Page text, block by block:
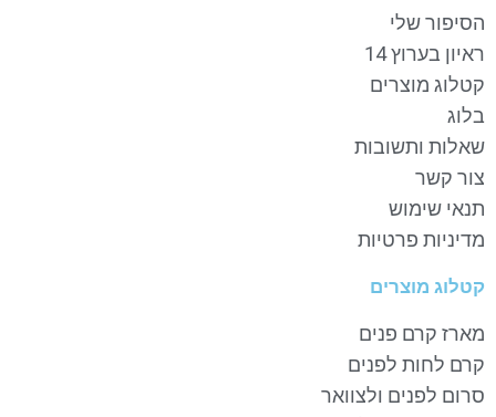
הסיפור שלי
ראיון בערוץ 14
קטלוג מוצרים
בלוג
שאלות ותשובות
צור קשר
תנאי שימוש
מדיניות פרטיות
קטלוג מוצרים
מארז קרם פנים
קרם לחות לפנים
סרום לפנים ולצוואר